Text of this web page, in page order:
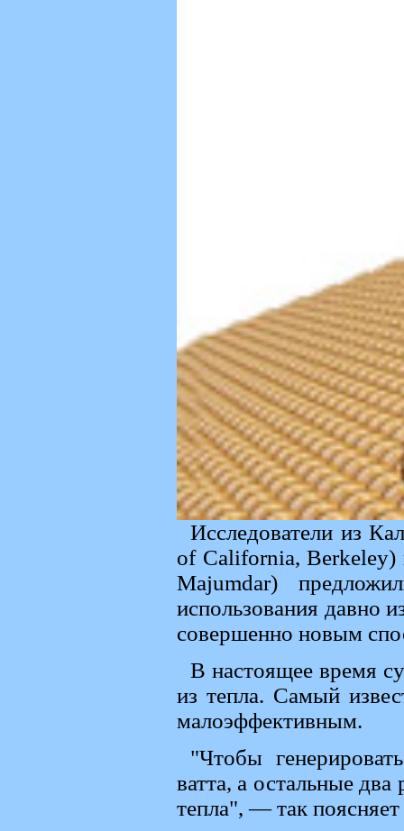
Исследователи из
of California,
Majumdar)
использования давно
совершенно новым
В настоящее время
из тепла. Самый
малоэффективным.
"Чтобы
ватта, а остальные
тепла", — так